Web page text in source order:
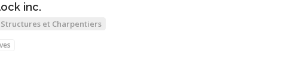
inc.
et Charpentiers